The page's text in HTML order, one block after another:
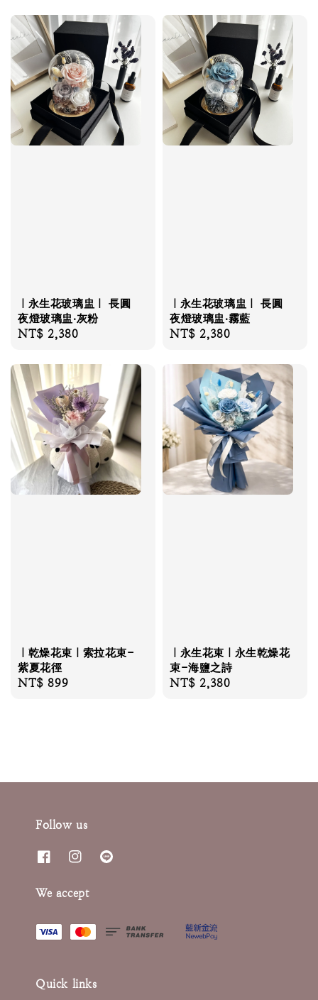
｜永生花玻璃盅｜ 長圓
夜燈玻璃盅‧灰粉
Regular
NT$ 2,380
｜永生花玻璃盅｜ 長圓
夜燈玻璃盅‧霧藍
Regular
NT$ 2,380
｜乾燥花束｜索拉花束-
紫夏花徑
Regular
NT$ 899
｜永生花束｜永生乾燥花
束-海鹽之詩
Regular
NT$ 2,380
Follow us
We accept
Quick links